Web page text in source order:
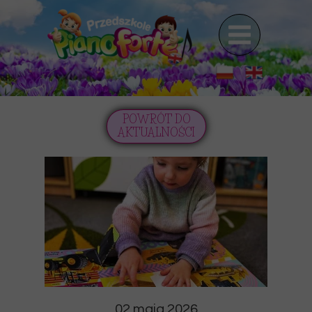
POWRÓT DO
AKTUALNOŚCI
02 maja 2026